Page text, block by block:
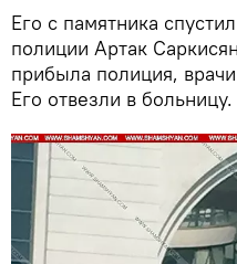
Его с памятника
полиции Артак
прибыла полиция,
Его отвезли в больницу.